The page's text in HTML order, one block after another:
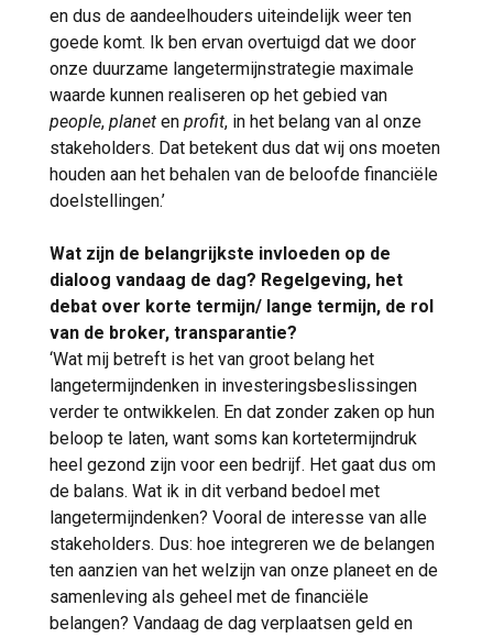
en dus de aandeelhouders uiteindelijk weer ten
goede komt. Ik ben ervan overtuigd dat we door
onze duurzame langetermijnstrategie maximale
waarde kunnen realiseren op het gebied van
people, planet en profit, in het belang van al onze
stakeholders. Dat betekent dus dat wij ons moeten
houden aan het behalen van de beloofde financiële
doelstellingen.’
Wat zijn de belangrijkste invloeden op de
dialoog vandaag de dag? Regelgeving, het
debat over korte termijn/ lange termijn, de rol
van de broker, transparantie?
‘Wat mij betreft is het van groot belang het
langetermijndenken in investeringsbeslissingen
verder te ontwikkelen. En dat zonder zaken op hun
beloop te laten, want soms kan kortetermijndruk
heel gezond zijn voor een bedrijf. Het gaat dus om
de balans. Wat ik in dit verband bedoel met
langetermijndenken? Vooral de interesse van alle
stakeholders. Dus: hoe integreren we de belangen
ten aanzien van het welzijn van onze planeet en de
samenleving als geheel met de financiële
belangen? Vandaag de dag verplaatsen geld en